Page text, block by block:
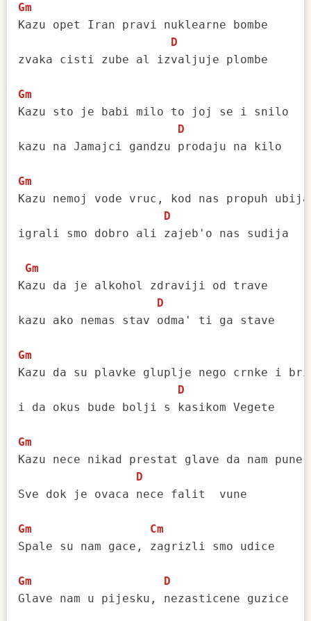
Gm
Kazu opet Iran pravi nuklearne bombe
D
zvaka cisti zube al izvaljuje plombe
Gm
Kazu sto je babi milo to joj se i snilo
D
kazu na Jamajci gandzu prodaju na kilo
Gm
Kazu nemoj vode vruc, kod nas propuh ubija
D
igrali smo dobro ali zajeb'o nas sudija
Gm
Kazu da je alkohol zdraviji od trave
D
kazu ako nemas stav odma' ti ga stave
Gm
Kazu da su plavke gluplje nego crnke i
D
i da okus bude bolji s kasikom Vegete
Gm
Kazu nece nikad prestat glave da nam pune
D
Sve dok je ovaca nece falit  vune
Gm
Cm
Spale su nam gace, zagrizli smo udice
Gm
D
Glave nam u pijesku, nezasticene guzice